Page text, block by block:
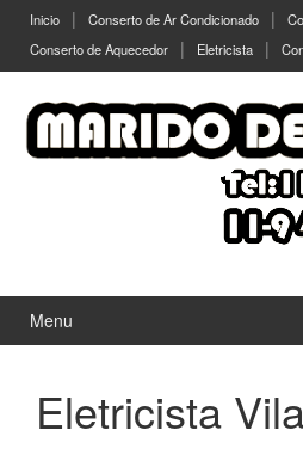
Pular
menu
Inicio Conserto de Ar Condicionado
Conserto de Aquecedor
Eletricista
Menu
Eletricista